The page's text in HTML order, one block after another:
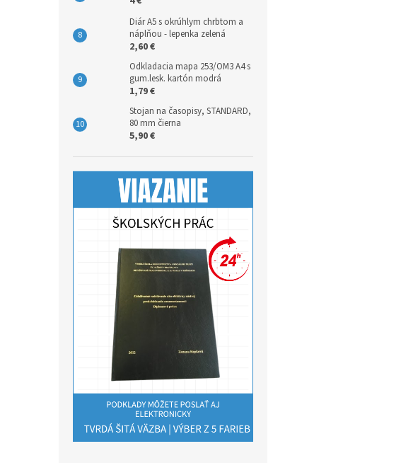
Diár A5 s okrúhlym chrbtom a
náplňou - lepenka zelená
2,60 €
Odkladacia mapa 253/OM3 A4 s
gum.lesk. kartón modrá
1,79 €
Stojan na časopisy, STANDARD,
80 mm čierna
5,90 €